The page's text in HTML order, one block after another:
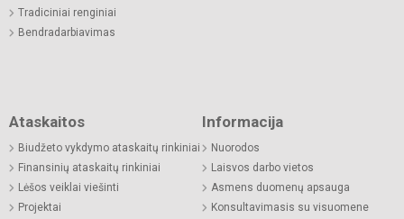
Tradiciniai renginiai
Bendradarbiavimas
Ataskaitos
Biudžeto vykdymo ataskaitų rinkiniai
Finansinių ataskaitų rinkiniai
Lėšos veiklai viešinti
Projektai
Informacija
Nuorodos
Laisvos darbo vietos
Asmens duomenų apsauga
Konsultavimasis su visuomene